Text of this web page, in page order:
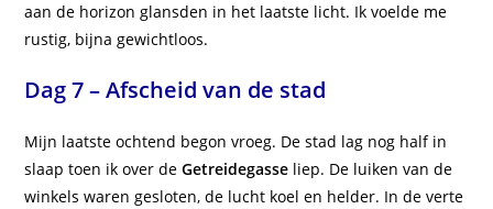
aan de horizon glansden in het laatste licht. Ik voelde me
rustig, bijna gewichtloos.
Dag 7 – Afscheid van de stad
Mijn laatste ochtend begon vroeg. De stad lag nog half in
slaap toen ik over deGetreidegasse liep. De luiken van de
winkels waren gesloten, de lucht koel en helder. In de verte